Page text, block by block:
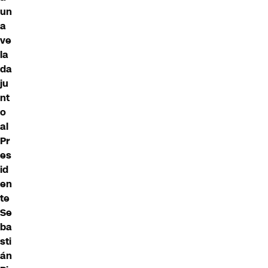
un
a
ve
la
da
ju
nt
o
al
Pr
es
id
en
te
Se
ba
sti
án